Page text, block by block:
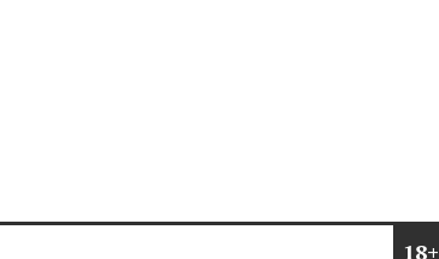
18+